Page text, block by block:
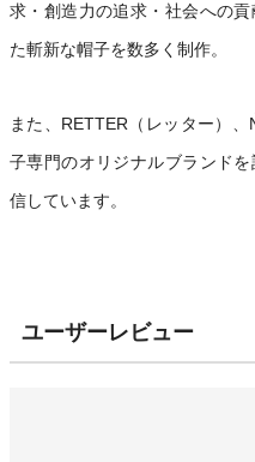
求・創造力の追求・社会への
た斬新な帽子を数多く制作。
また、RETTER（レッター）、
子専門のオリジナルブランド
信しています。
ユーザーレビュー